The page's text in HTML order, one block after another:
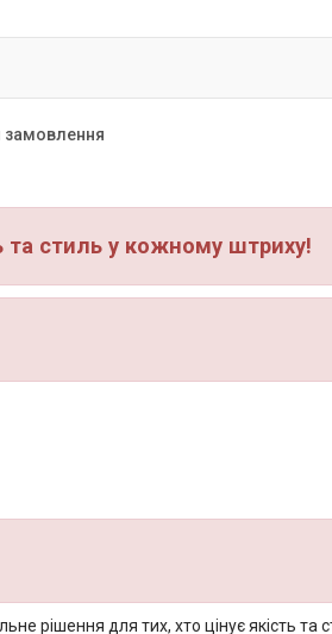
замовлення
та стиль у кожному штриху!
рішення для тих, хто цінує якість та